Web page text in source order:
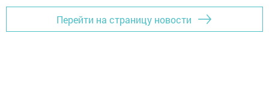
Перейти на страницу новости